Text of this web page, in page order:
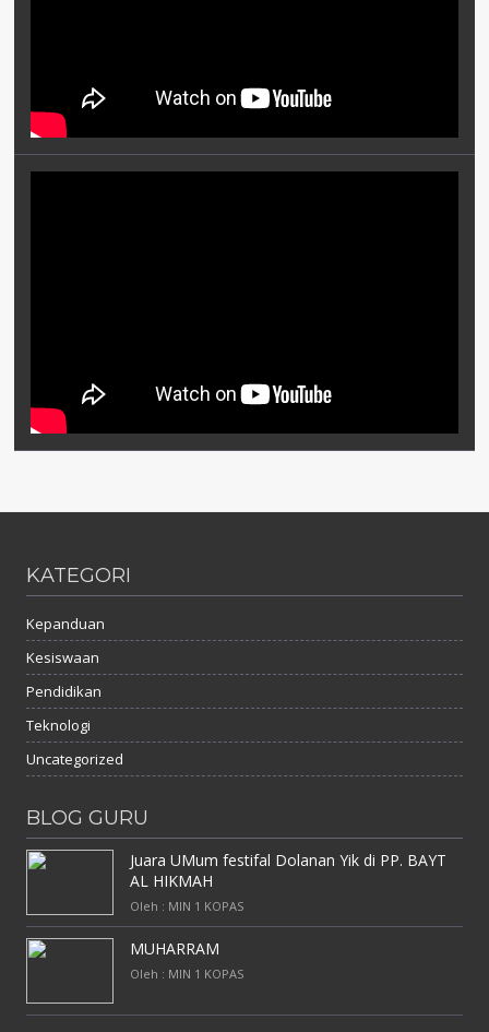
KATEGORI
Kepanduan
Kesiswaan
Pendidikan
Teknologi
Uncategorized
BLOG GURU
Juara UMum festifal Dolanan Yik di PP. BAYT
AL HIKMAH
Oleh : MIN 1 KOPAS
MUHARRAM
Oleh : MIN 1 KOPAS